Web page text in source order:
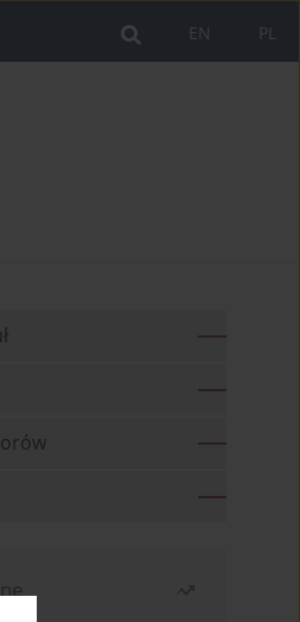
PL
EN